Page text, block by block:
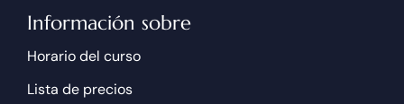
Información sobre
Horario del curso
Lista de precios